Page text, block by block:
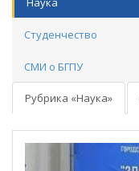
Студенчество
СМИ о БГПУ
Рубрика «Наука»